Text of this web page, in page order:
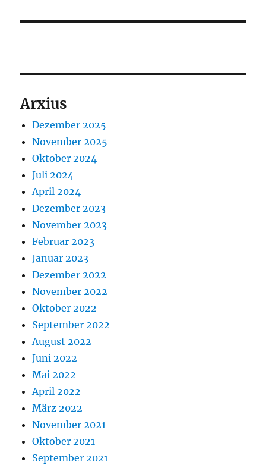
Arxius
Dezember 2025
November 2025
Oktober 2024
Juli 2024
April 2024
Dezember 2023
November 2023
Februar 2023
Januar 2023
Dezember 2022
November 2022
Oktober 2022
September 2022
August 2022
Juni 2022
Mai 2022
April 2022
März 2022
November 2021
Oktober 2021
September 2021